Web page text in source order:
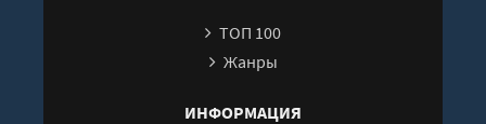
ТОП 100
Жанры
ИНФОРМАЦИЯ